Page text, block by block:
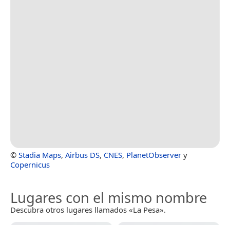
© Stadia Maps, Airbus DS, CNES, PlanetObserver y
Copernicus
Lugares con el mismo nombre
Descubra otros lugares llamados «La Pesa».